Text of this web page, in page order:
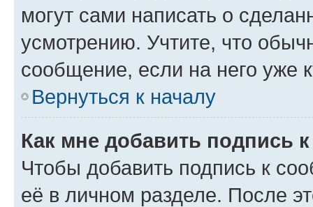
могут сами написать о
усмотрению. Учтите, что
сообщение, если на него уже
Вернуться к началу
Как мне добавить подпись
Чтобы добавить подпись к
её в личном разделе. После